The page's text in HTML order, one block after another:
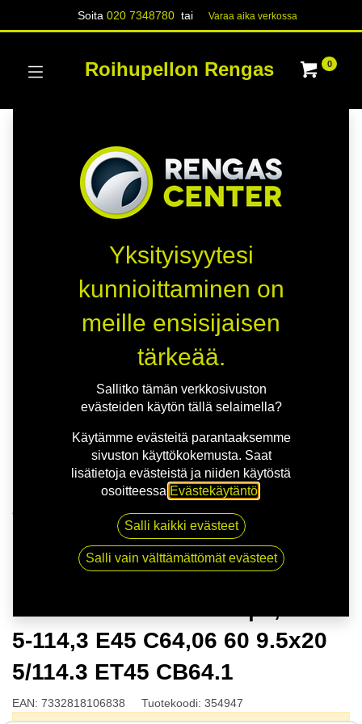
Soita020 7348780 tai Varaa aika verk​​​​ossa
Roihupellon Rengas 0
NITRO STING FF SLV | 9,5X20 5-114,3 E45 C64,06 60
9.5x20 5/114.3 ET45 CB64.1
5-114,3 E45 C64,06 60 9.5x20
5/114.3 ET45 CB64.1
EAN: 7332818106838 Tuotekoodi: 354947
Yksityisyytesi
kunnioittaminen on
meille ensisijaisen
tärkeää.
Sallitko tämän verkkosivuston
evästeiden käytön tällä selaimella?
Käytämme evästeitä parantaaksemme
sivuston käyttökokemusta. Saat
lisätietoja evästeistä ja niiden käytöstä
osoitteessa Evästekäytäntö
Salli kaikki evästeet
Salli vain välttämättömät evästeet